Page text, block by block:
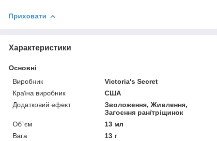
Приховати
Характеристики
Основні
Виробник
Victoria's Secret
Країна виробник
США
Додатковий ефект
Зволоження, Живлення,
Загоєння ран/тріщинок
Об`єм
13 мл
Вага
13 г